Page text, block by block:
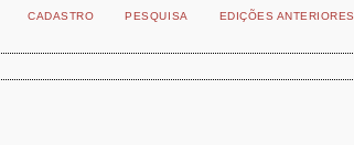
CADASTRO PESQUISA EDIÇÕES ANTERIORES